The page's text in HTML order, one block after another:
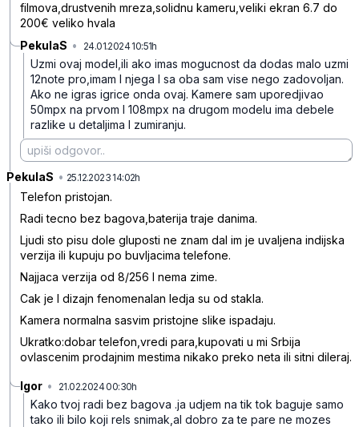
filmova,drustvenih mreza,solidnu kameru,veliki ekran 6.7 do
200€ veliko hvala
PekulaS • 24.01.2024 10:51h
Uzmi ovaj model,ili ako imas mogucnost da dodas malo uzmi
12note pro,imam I njega I sa oba sam vise nego zadovoljan.
Ako ne igras igrice onda ovaj. Kamere sam uporedjivao
50mpx na prvom I 108mpx na drugom modelu ima debele
razlike u detaljima I zumiranju.
PekulaS • 25.12.2023 14:02h
Telefon pristojan.
Radi tecno bez bagova,baterija traje danima.
Ljudi sto pisu dole gluposti ne znam dal im je uvaljena indijska
verzija ili kupuju po buvljacima telefone.
Najjaca verzija od 8/256 I nema zime.
Cak je I dizajn fenomenalan ledja su od stakla.
Kamera normalna sasvim pristojne slike ispadaju.
Ukratko:dobar telefon,vredi para,kupovati u mi Srbija
ovlascenim prodajnim mestima nikako preko neta ili sitni dileraj.
Igor • 21.02.2024 00:30h
Kako tvoj radi bez bagova .ja udjem na tik tok baguje samo
tako ili bilo koji rels snimak,al dobro za te pare ne mozes